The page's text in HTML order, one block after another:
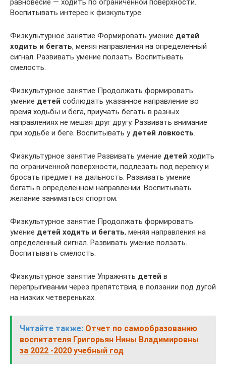
равновесие — ходить по ограниченной поверхности.
Воспитывать интерес к физкультуре.
Физкультурное занятие Формировать умение детей
ходить и бегать, меняя направления на определенный
сигнал. Развивать умение ползать. Воспитывать
смелость.
Физкультурное занятие Продолжать формировать
умение детей соблюдать указанное направление во
время ходьбы и бега, приучать бегать в разных
направлениях не мешая друг другу. Развивать внимание
при ходьбе и беге. Воспитывать у детей ловкость.
Физкультурное занятие Развивать умение детей ходить
по ограниченной поверхности, подлезать под веревку и
бросать предмет на дальность. Развивать умение
бегать в определенном направлении. Воспитывать
желание заниматься спортом.
Физкультурное занятие Продолжать формировать
умение детей ходить и бегать, меняя направления на
определенный сигнал. Развивать умение ползать.
Воспитывать смелость.
Физкультурное занятие Упражнять детей в
перепрыгивании через препятствия, в ползании под дугой
на низких четвереньках.
Читайте также: Отчет по самообразованию
воспитателя Григорьян Нины Владимировны
за 2022 -2020 учебный год